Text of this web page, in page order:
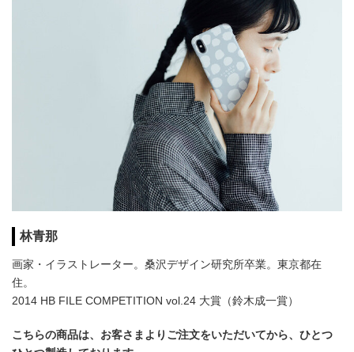
林青那
画家・イラストレーター。桑沢デザイン研究所卒業。東京都在
住。
2014 HB FILE COMPETITION vol.24 大賞（鈴木成一賞）
こちらの商品は、お客さまよりご注文をいただいてから、ひとつ